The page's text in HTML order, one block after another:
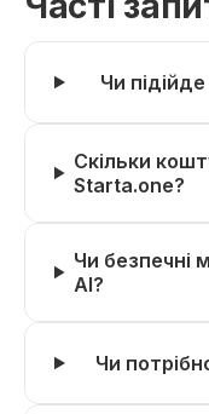
Чи
Скільки
Starta.one?
Чи безпечні
AI?
Чи